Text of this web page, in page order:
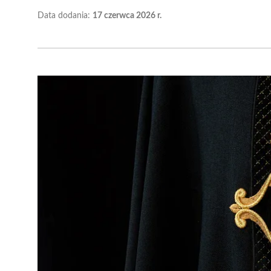
Data dodania: 17 czerwca 2026 r.